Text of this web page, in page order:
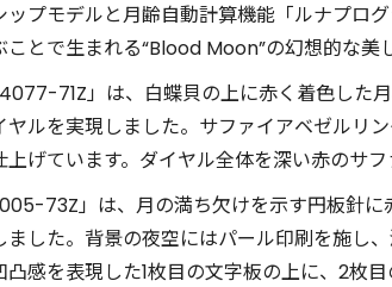
ップモデルと月齢自動計算機能「ルナプロ
ことで生まれる“Blood Moon”の幻想的な美
71Z」は、白蝶貝の上に赤く着色した
ヤルを実現しました。サファイアベゼルリ
上げています。ダイヤル全体を深い赤のサ
73Z」は、月の満ち欠けを示す円板針
ました。背景の夜空にはパール印刷を施し
凸感を表現した1枚目の文字板の上に、2枚